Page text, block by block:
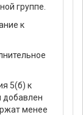
группе.
к
5(б) к
добавлен
менее